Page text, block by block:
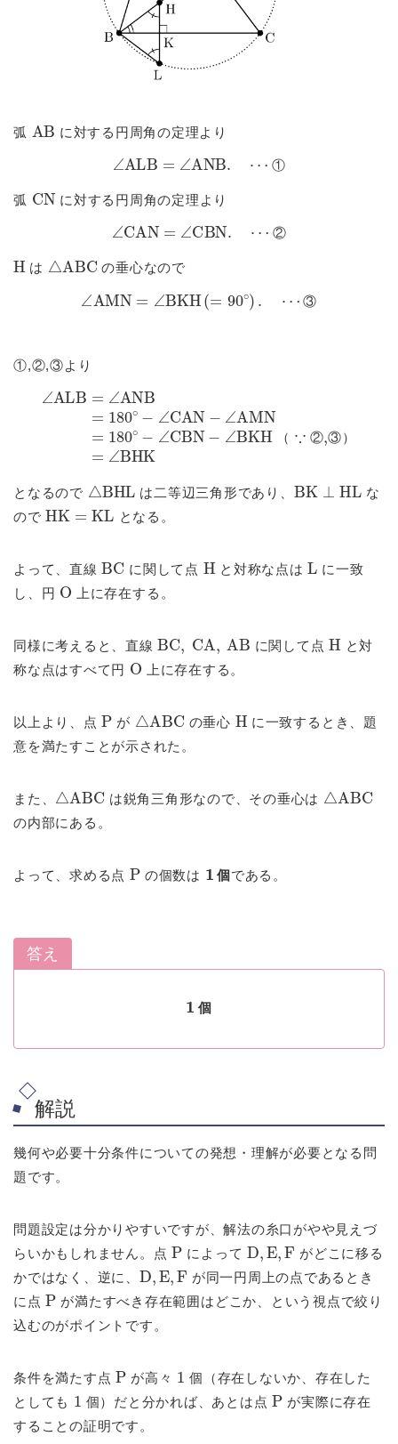
弧 AB に対する円周角の定理より
①
ANB
弧 CN に対する円周角の定理より
②
CBN
Hは △ ABC の垂心なので
③
AMN=
①,②,③より
（ ② ③）
∠ ALB = ∠CBN
となるので △BHL は二等辺三角形であり、 BK⊥ HL
な
ので HK= KL となる。
よって、直線 BC に関して点 H と対称な点は L に一致
し、円 O 上に存在する。
同様に考えると、直線 BC CA AB に関して点 H と対
称な点はすべて円 O 上に存在する。
以上より、点 P が △ ABC の垂心 H に一致するとき、題
意を満たすことが示された。
また、 △ ABC は鋭角三角形なので、その垂心は △ ABC
の内部にある。
よって、求める点 P の個数は 個
1
個 である。
答え
個
解説
幾何や必要十分条件についての発想・理解が必要となる問
題です。
問題設定は分かりやすいですが、解法の糸口がやや見えづ
らいかもしれません。点 P によって D E F がどこに移る
かではなく、逆に、 D E F が同一円周上の点であるとき
に点 P が満たすべき存在範囲はどこか、という視点で絞り
込むのがポイントです。
条件を満たす点 P が高々 1 個（存在しないか、存在した
としても 1 個）だと分かれば、あとは点 P が実際に存在
することの証明です。